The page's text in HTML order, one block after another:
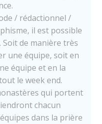
/ rédactionnel /
il est possible
de manière très
une équipe, soit en
équipe et en la
le week end.
qui portent
chacun
dans la prière